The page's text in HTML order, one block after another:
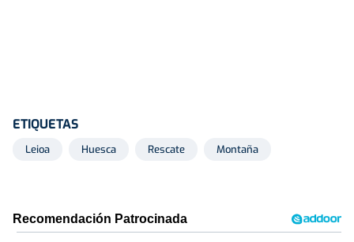
ETIQUETAS
Leioa Huesca Rescate Montaña